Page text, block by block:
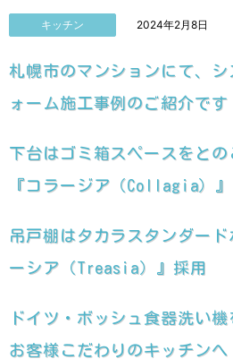
キッチン 2024年2月8日
札幌市のマンションにて、
ォーム施工事例のご紹介です
下台はゴミ箱スペースをとの
『コラージア（Collagia）』
吊戸棚はタカラスタンダー
ーシア（Treasia）』採用
ドイツ・ボッシュ食器洗い機
お客様こだわりのキッチンへ